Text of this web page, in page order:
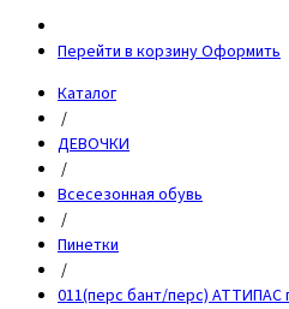
Перейти в корзинуОформить
Каталог
/
ДЕВОЧКИ
/
Всесезонная обувь
/
Пинетки
/
011(перс бант/перс) АТТИПАС